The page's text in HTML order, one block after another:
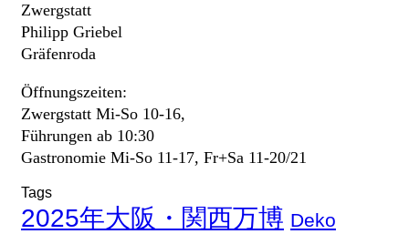
Zwergstatt
Philipp Griebel
Gräfenroda
Öffnungszeiten:
Zwergstatt Mi-So 10-16,
Führungen ab 10:30
Gastronomie Mi-So 11-17, Fr+Sa 11-20/21
Tags
2025年大阪・関西万博 Deko